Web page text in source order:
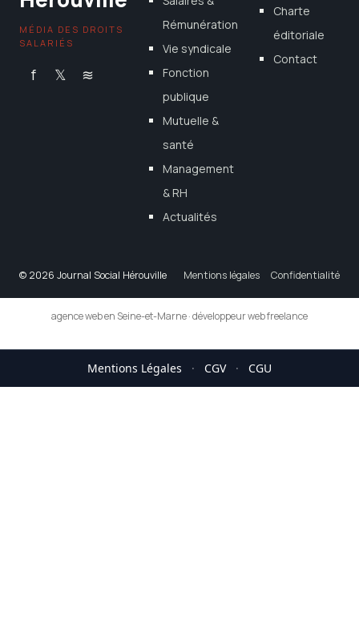
MÉDIA DES DROITS
SALARIÉS
f 𝕏 ≋
Rémunération
Vie syndicale
Fonction
publique
Mutuelle &
santé
Management
& RH
Actualités
Charte
éditoriale
Contact
© 2026 Journal Social Hérouville Mentions légales Confidentialité
agence web en Seine-et-Marne·développeur web freelance
Mentions Légales · CGV · CGU